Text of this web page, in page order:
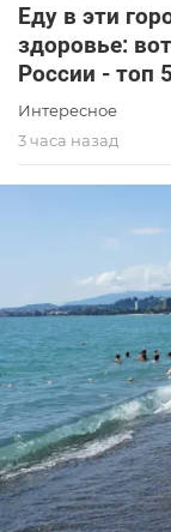
Еду в эти
здоровье:
России - топ 5
Интересное
3 часа назад